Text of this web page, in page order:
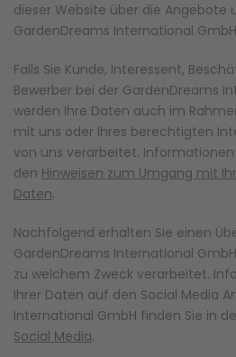
dieser Website über die Angebote
GardenDreams International
Falls Sie Kunde, Interessent,
Bewerber bei der GardenDreams
werden Ihre Daten auch im
mit uns oder Ihres berechtigten
von uns verarbeitet. Informationen
den Hinweisen zum Umgang mit
Daten.
Nachfolgend erhalten Sie einen
GardenDreams International
zu welchem Zweck verarbeitet.
Ihrer Daten auf den Social Media
International GmbH finden Sie in
Social Media.